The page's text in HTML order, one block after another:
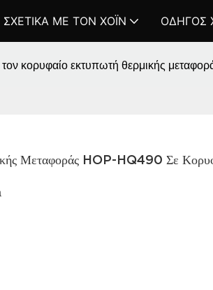
ΣΧΕΤΙΚΆ ΜΕ ΤΟΝ ΧΌΙΝ ΟΔΗΓΌΣ
κορυφαίο εκτυπωτή θερμικής
Μεταφοράς HOP-HQ490 Σε